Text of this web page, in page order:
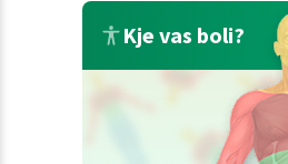
Kje vas boli?